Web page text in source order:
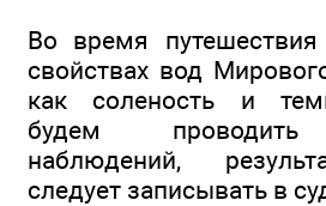
Во время
свойствах вод
как соленость и
будем проводить
наблюдений,
следует записывать в